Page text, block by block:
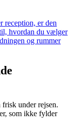
reception, er den
hvordan du vælger
og rummer
under rejsen.
som ikke fylder